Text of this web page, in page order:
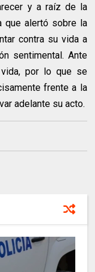
y a raíz de la
que alertó sobre la
contra su vida a
sentimental. Ante
por lo que se
frente a la
adelante su acto.